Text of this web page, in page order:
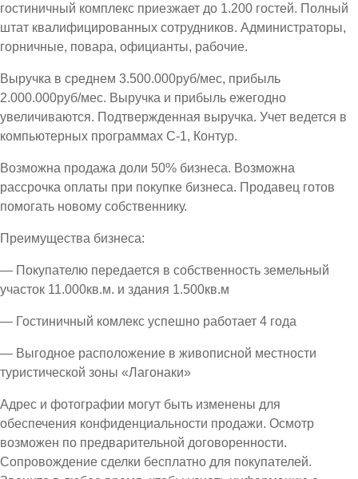
гостиничный комплекс приезжает до 1.200 гостей. Полный
штат квалифицированных сотрудников. Администраторы,
горничные, повара, официанты, рабочие.
Выручка в среднем 3.500.000руб/мес, прибыль
2.000.000руб/мес. Выручка и прибыль ежегодно
увеличиваются. Подтвержденная выручка. Учет ведется в
компьютерных программах С-1, Контур.
Возможна продажа доли 50% бизнеса. Возможна
рассрочка оплаты при покупке бизнеса. Продавец готов
помогать новому собственнику.
Преимущества бизнеса:
— Покупателю передается в собственность земельный
участок 11.000кв.м. и здания 1.500кв.м
— Гостиничный комлекс успешно работает 4 года
— Выгодное расположение в живописной местности
туристической зоны «Лагонаки»
Адрес и фотографии могут быть изменены для
обеспечения конфиденциальности продажи. Осмотр
возможен по предварительной договоренности.
Сопровождение сделки бесплатно для покупателей.